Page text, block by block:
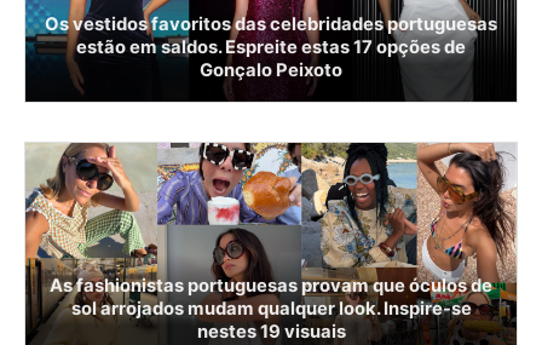
Os vestidos favoritos das celebridades portuguesas
estão em saldos. Espreite estas 17 opções de
Gonçalo Peixoto
As fashionistas portuguesas provam que óculos de
sol arrojados mudam qualquer look. Inspire-se
nestes 19 visuais